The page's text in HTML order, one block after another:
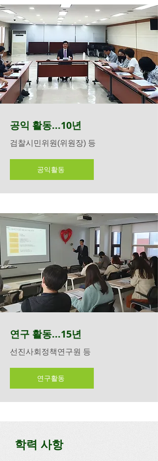
공익 활동...10년
검찰시민위원(위원장) 등
공익활동
연구 활동...15년
선진사회정책연구원 등
연구활동
​학력 사항